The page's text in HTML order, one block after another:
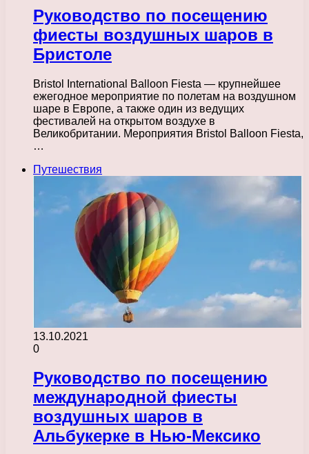
Руководство по посещению
фиесты воздушных шаров в
Бристоле
Bristol International Balloon Fiesta — крупнейшее
ежегодное мероприятие по полетам на воздушном
шаре в Европе, а также один из ведущих
фестивалей на открытом воздухе в
Великобритании. Мероприятия Bristol Balloon Fiesta,
…
Путешествия
13.10.2021
0
Руководство по посещению
международной фиесты
воздушных шаров в
Альбукерке в Нью-Мексико